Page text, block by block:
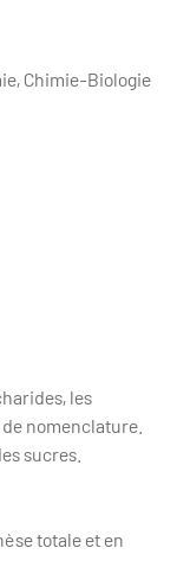
Chimie-Biologie
les
nomenclature.
sucres.
totale et en